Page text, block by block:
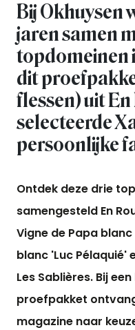
Bij Okhuysen
jaren samen
topdomeinen
dit
flessen) uit
selecteerde
persoonlijke
Ontdek deze drie
samengesteld En
Vigne de Papa
blanc 'Luc Pélaquié'
Les Sablières. Bij
proefpakket
magazine naar